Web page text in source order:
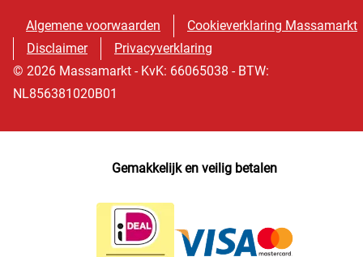
Algemene voorwaarden
Cookieverklaring Massamarkt
Disclaimer
Privacyverklaring
© 2026 Massamarkt - KvK: 66065038 - BTW:
NL856381020B01
Gemakkelijk en veilig betalen